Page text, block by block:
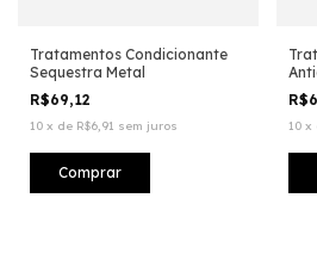
Tratamentos Condicionante
Sequestra Metal
R$69,12
10 x de R$6,91 sem juros 10 x